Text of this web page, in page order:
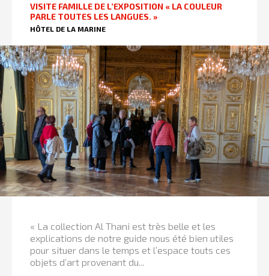
VISITE FAMILLE DE L’EXPOSITION « LA COULEUR
PARLE TOUTES LES LANGUES. »
HÔTEL DE LA MARINE
« La collection Al Thani est très belle et les
explications de notre guide nous été bien utiles
pour situer dans le temps et l’espace touts ces
objets d’art provenant du...